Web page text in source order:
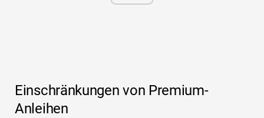
Einschränkungen von Premium-
Anleihen